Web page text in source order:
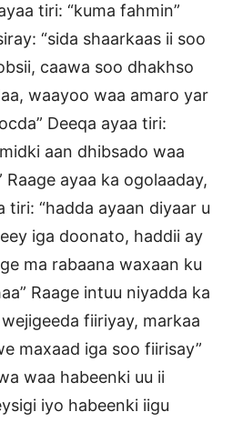
tiri: “kuma fahmin”
“sida shaarkaas ii soo
caawa soo dhakhso
waayoo waa amaro yar
Deeqa ayaa tiri:
aan dhibsado waa
ayaa ka ogolaaday,
tiri: “hadda ayaan diyaar u
iga doonato, haddii ay
ma rabaana waxaan ku
Raage intuu niyadda ka
fiiriyay, markaa
maxaad iga soo fiirisay”
waa habeenki uu ii
iyo habeenki iigu